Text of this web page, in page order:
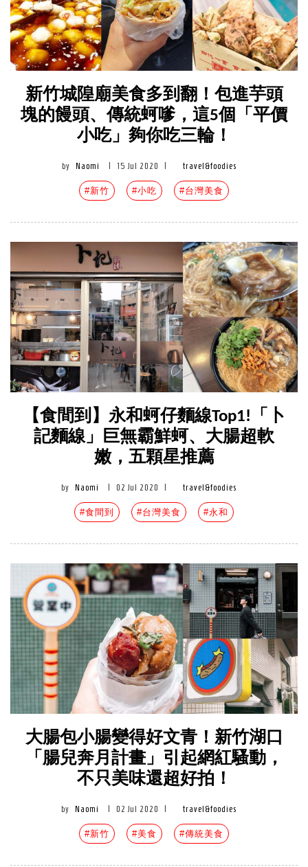
新竹城隍廟美食多到翻！包進芋頭
塊的饅頭、傳統蚵嗲，這5個「平價
小吃」夠你吃三輪！
by Naomi 15 Jul 2020 travel&foodies
#新竹 #小吃 #台灣美食
【食間到】永和蚵仔麵線Top1!「卜
記麵線」巨無霸鮮蚵、大腸超軟
嫩，五顆星推薦
by Naomi 02 Jul 2020 travel&foodies
#食間到 #台灣美食 #永和
大腸包小腸變得好文青！新竹湖口
「腸兒奔月計畫」引起網紅騷動，
不只美味還超好拍！
by Naomi 02 Jul 2020 travel&foodies
#新竹 #美食 #傳統美食